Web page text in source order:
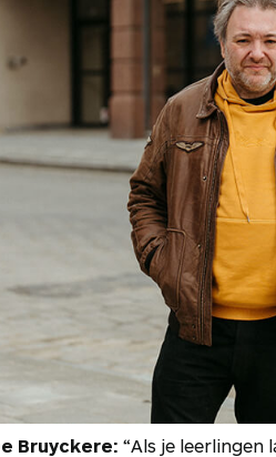
Bruyckere: “Als je